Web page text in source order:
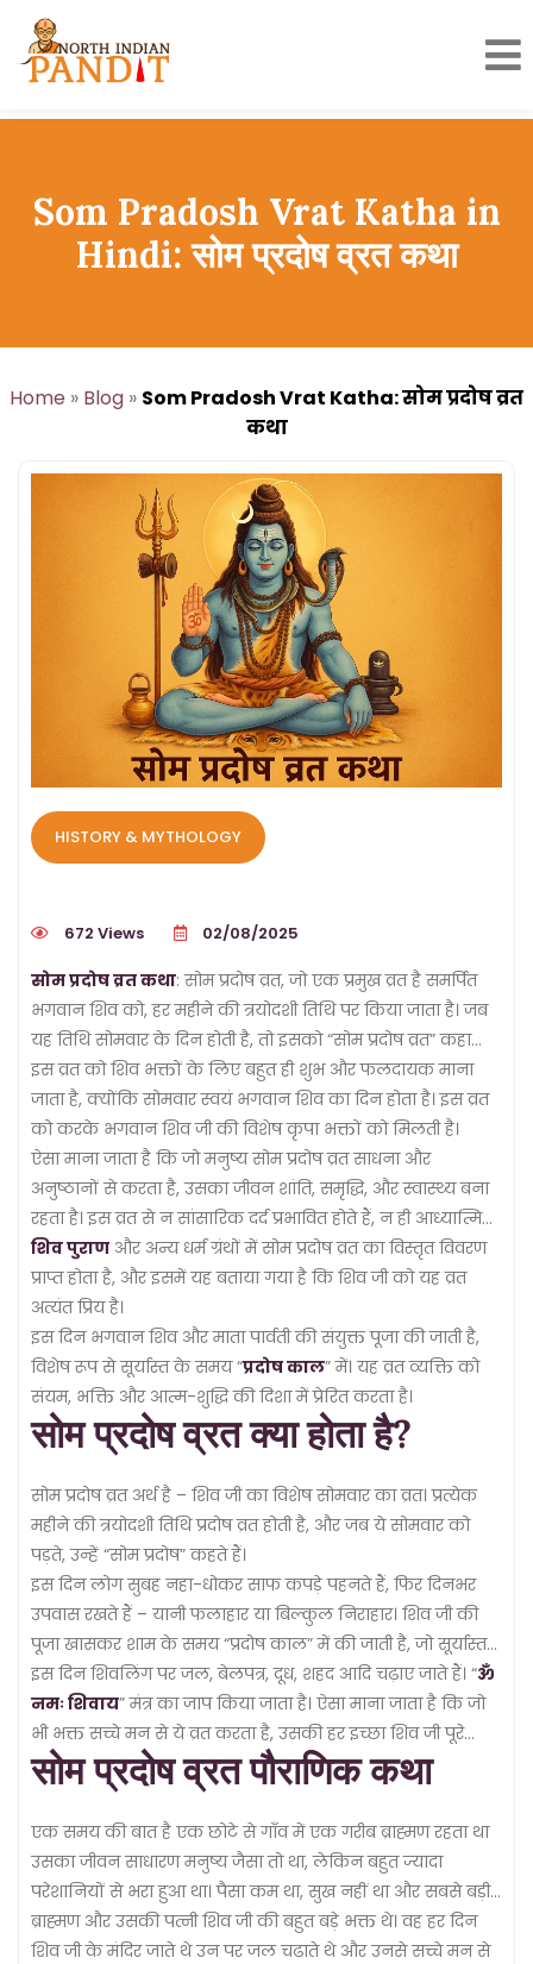
contentSom Pradosh Vrat Katha in
Hindi: सोम प्रदोष व्रत कथा
Home » Blog » Som Pradosh Vrat Katha: सोम प्रदोष व्रत
कथा
HISTORY & MYTHOLOGY
672 Views 02/08/2025
सोम प्रदोष व्रत कथा: सोम प्रदोष व्रत, जो एक प्रमुख व्रत है समर्पित
भगवान शिव को, हर महीने की त्रयोदशी तिथि पर किया जाता है। जब
यह तिथि सोमवार के दिन होती है, तो इसको “सोम प्रदोष व्रत” कहा
जाता है।
इस व्रत को शिव भक्तों के लिए बहुत ही शुभ और फलदायक माना
जाता है, क्योंकि सोमवार स्वयं भगवान शिव का दिन होता है। इस व्रत
को करके भगवान शिव जी की विशेष कृपा भक्तों को मिलती है।
ऐसा माना जाता है कि जो मनुष्य सोम प्रदोष व्रत साधना और
अनुष्ठानों से करता है, उसका जीवन शांति, समृद्धि, और स्वास्थ्य बना
रहता है। इस व्रत से न सांसारिक दर्द प्रभावित होते हैं, न ही आध्यात्मिक
उन्नति का द्वार बंद होता है।
शिव पुराण और अन्य धर्म ग्रंथों में सोम प्रदोष व्रत का विस्तृत विवरण
प्राप्त होता है, और इसमें यह बताया गया है कि शिव जी को यह व्रत
अत्यंत प्रिय है।
इस दिन भगवान शिव और माता पार्वती की संयुक्त पूजा की जाती है,
विशेष रूप से सूर्यास्त के समय “प्रदोष काल” में। यह व्रत व्यक्ति को
संयम, भक्ति और आत्म-शुद्धि की दिशा में प्रेरित करता है।
सोम प्रदोष व्रत क्या होता है?
सोम प्रदोष व्रत अर्थ है – शिव जी का विशेष सोमवार का व्रत। प्रत्येक
महीने की त्रयोदशी तिथि प्रदोष व्रत होती है, और जब ये सोमवार को
पड़ते, उन्हें “सोम प्रदोष” कहते हैं।
इस दिन लोग सुबह नहा-धोकर साफ कपड़े पहनते हैं, फिर दिनभर
उपवास रखते हैं – यानी फलाहार या बिल्कुल निराहार। शिव जी की
पूजा खासकर शाम के समय “प्रदोष काल” में की जाती है, जो सूर्यास्त
के आसपास का समय होता है।
इस दिन शिवलिंग पर जल, बेलपत्र, दूध, शहद आदि चढ़ाए जाते हैं। “ॐ
नमः शिवाय” मंत्र का जाप किया जाता है। ऐसा माना जाता है कि जो
भी भक्त सच्चे मन से ये व्रत करता है, उसकी हर इच्छा शिव जी पूरे
करते हैं – फिर चाहे वो सेहत हो, संतान सुख हो या धन-समृद्धि। और हां,
ये व्रत मन को भी बड़ा शांत करता है।
सोम प्रदोष व्रत पौराणिक कथा
एक समय की बात है एक छोटे से गाँव में एक गरीब ब्राह्मण रहता था
उसका जीवन साधारण मनुष्य जैसा तो था, लेकिन बहुत ज्यादा
परेशानियों से भरा हुआ था। पैसा कम था, सुख नहीं था और सबसे बड़ी
बात उनकी कोई संतान नहीं थी।
ब्राह्मण और उसकी पत्नी शिव जी की बहुत बड़े भक्त थे। वह हर दिन
शिव जी के मंदिर जाते थे उन पर जल चढाते थे और उनसे सच्चे मन से